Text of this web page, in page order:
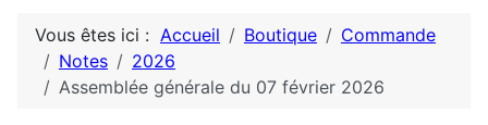
Vous êtes ici : Accueil Boutique
Commande
Notes
2026
Assemblée générale du 07 février 2026